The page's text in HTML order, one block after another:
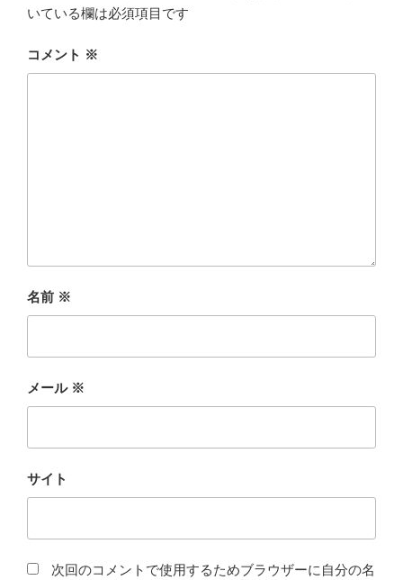
いている欄は必須項目です
コメント ※
名前 ※
メール ※
サイト
次回のコメントで使用するためブラウザーに自分の名